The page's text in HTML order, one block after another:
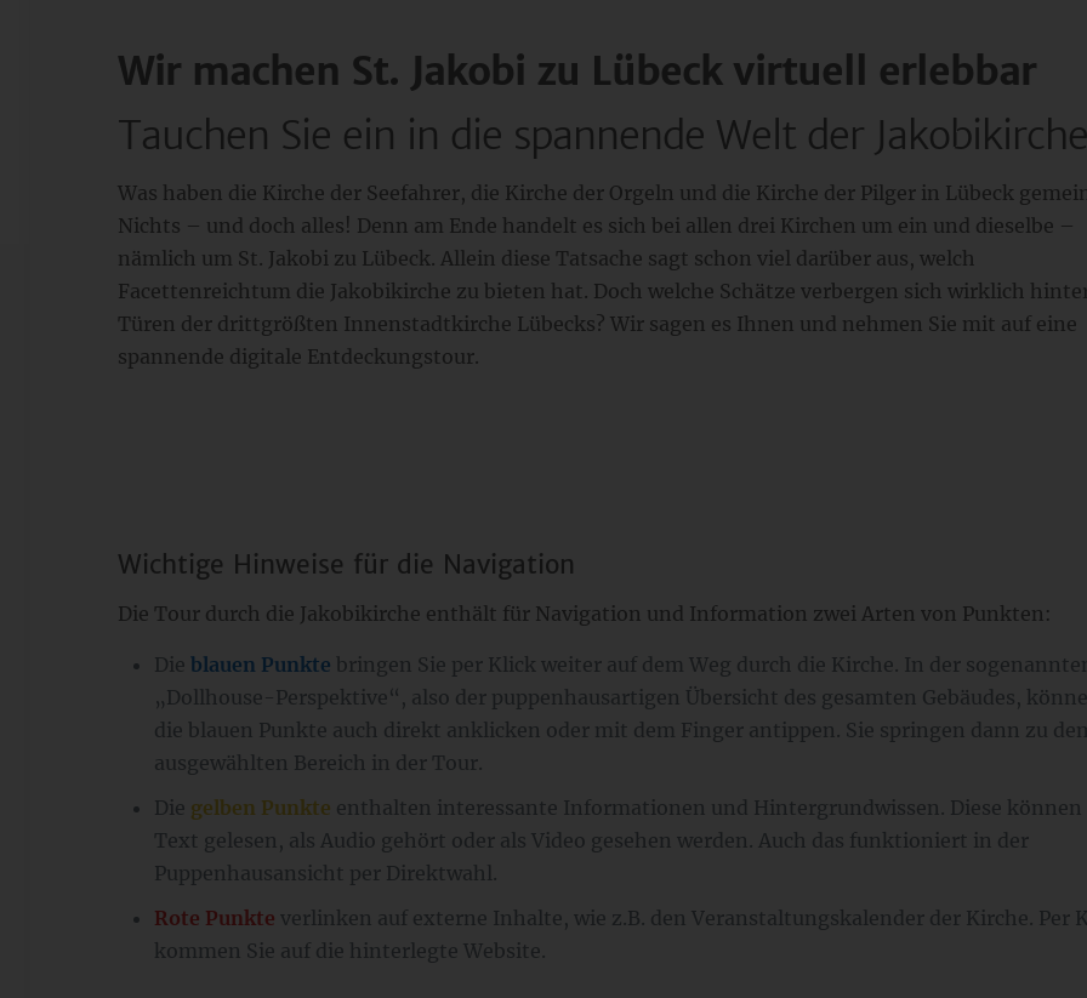
Wir machen St. Jakobi zu Lübeck virtuell erlebbar
Tauchen Sie ein in die spannende Welt der Jakobikirche
Was haben die Kirche der Seefahrer, die Kirche der Orgeln und die Kirche der Pilger in Lübeck
Nichts – und doch alles! Denn am Ende handelt es sich bei allen drei Kirchen um ein und dieselbe –
nämlich um St. Jakobi zu Lübeck. Allein diese Tatsache sagt schon viel darüber aus, welch
Facettenreichtum die Jakobikirche zu bieten hat. Doch welche Schätze verbergen sich wirklich
Türen der drittgrößten Innenstadtkirche Lübecks? Wir sagen es Ihnen und nehmen Sie mit auf eine
spannende digitale Entdeckungstour.
Wichtige Hinweise für die Navigation
Die Tour durch die Jakobikirche enthält für Navigation und Information zwei Arten von Punkten:
Die blauen Punkte bringen Sie per Klick weiter auf dem Weg durch die Kirche. In der
„Dollhouse-Perspektive“, also der puppenhausartigen Übersicht des gesamten Gebäudes,
die blauen Punkte auch direkt anklicken oder mit dem Finger antippen. Sie springen dann zu
ausgewählten Bereich in der Tour.
Die gelben Punkte enthalten interessante Informationen und Hintergrundwissen. Diese können
Text gelesen, als Audio gehört oder als Video gesehen werden. Auch das funktioniert in der
Puppenhausansicht per Direktwahl.
Rote Punkte verlinken auf externe Inhalte, wie z.B. den Veranstaltungskalender der Kirche. Per
kommen Sie auf die hinterlegte Website.